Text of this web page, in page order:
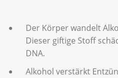
Der Körper wandelt
Dieser giftige Stoff
DNA.
Alkohol verstärkt